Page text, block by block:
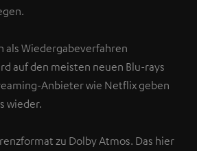
als Wiedergabeverfahren
auf den meisten neuen Blu-rays
Anbieter wie Netflix geben
wieder.
zu Dolby Atmos. Das hier